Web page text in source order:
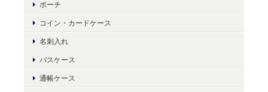
ポーチ
コイン・カードケース
名刺入れ
パスケース
通帳ケース